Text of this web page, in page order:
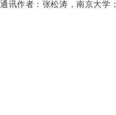
通讯作者 ： 张松涛，南京大学；